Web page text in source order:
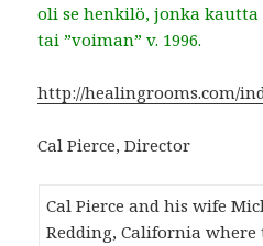
oli se henkilö, jonka kautta
tai ”voiman” v. 1996.
http://healingrooms.com/
Cal Pierce, Director
Cal Pierce and his wife
Redding, California where